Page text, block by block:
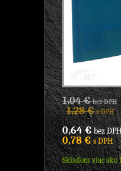
1,04 €bez DPH
1,28 €s DPH
0,64 €bez
0,78 €s DPH
Skladom viac ako